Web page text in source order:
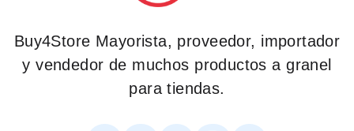
Buy4Store Mayorista, proveedor, importador
y vendedor de muchos productos a granel
para tiendas.